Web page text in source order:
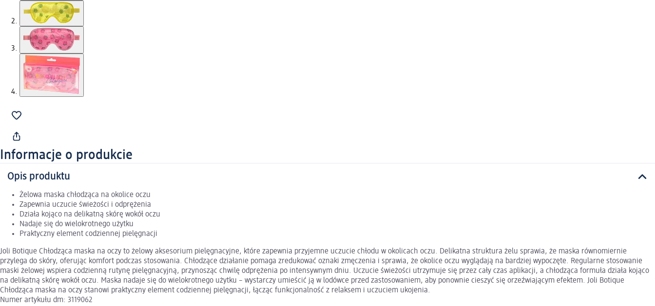
Informacje o produkcie
Opis produktu
Żelowa maska chłodząca na okolice oczu
Zapewnia uczucie świeżości i odprężenia
Działa kojąco na delikatną skórę wokół oczu
Nadaje się do wielokrotnego użytku
Praktyczny element codziennej pielęgnacji
Joli Botique Chłodząca maska na oczy to żelowy aksesorium pielęgnacyjne, które zapewnia przyjemne uczucie chłodu w okolicach oczu. Delikatna struktura żelu sprawia, że maska równomiernie
przylega do skóry, oferując komfort podczas stosowania. Chłodzące działanie pomaga zredukować oznaki zmęczenia i sprawia, że okolice oczu wyglądają na bardziej wypoczęte. Regularne stosowanie
maski żelowej wspiera codzienną rutynę pielęgnacyjną, przynosząc chwilę odprężenia po intensywnym dniu. Uczucie świeżości utrzymuje się przez cały czas aplikacji, a chłodząca formuła działa kojąco
na delikatną skórę wokół oczu. Maska nadaje się do wielokrotnego użytku – wystarczy umieścić ją w lodówce przed zastosowaniem, aby ponownie cieszyć się orzeźwiającym efektem. Joli Botique
Chłodząca maska na oczy stanowi praktyczny element codziennej pielęgnacji, łącząc funkcjonalność z relaksem i uczuciem ukojenia.
Numer artykułu dm: 3119062